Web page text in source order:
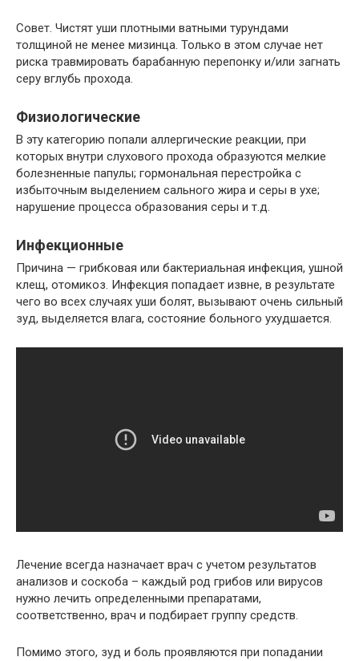
Совет. Чистят уши плотными ватными турундами
толщиной не менее мизинца. Только в этом случае нет
риска травмировать барабанную перепонку и/или загнать
серу вглубь прохода.
Физиологические
В эту категорию попали аллергические реакции, при
которых внутри слухового прохода образуются мелкие
болезненные папулы; гормональная перестройка с
избыточным выделением сального жира и серы в ухе;
нарушение процесса образования серы и т.д.
Инфекционные
Причина — грибковая или бактериальная инфекция, ушной
клещ, отомикоз. Инфекция попадает извне, в результате
чего во всех случаях уши болят, вызывают очень сильный
зуд, выделяется влага, состояние больного ухудшается.
Лечение всегда назначает врач с учетом результатов
анализов и соскоба – каждый род грибов или вирусов
нужно лечить определенными препаратами,
соответственно, врач и подбирает группу средств.
Помимо этого, зуд и боль проявляются при попадании